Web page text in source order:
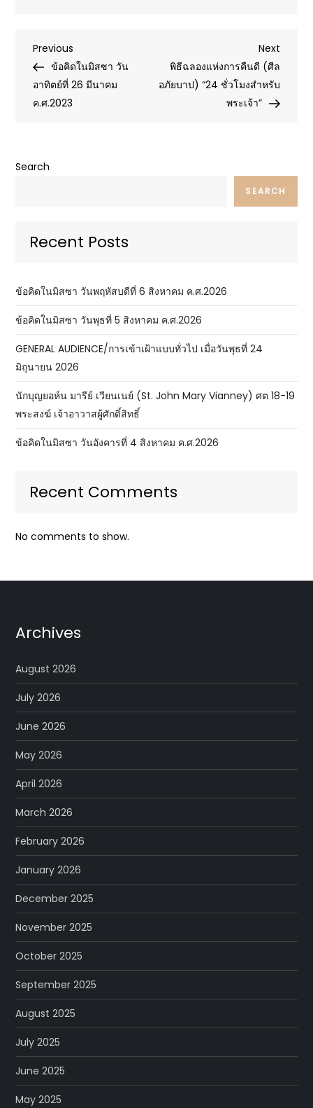
Post
navigation
Previous
Post
Previous
ข้อคิดในมิสซา วัน
อาทิตย์ที่ 26 มีนาคม
ค.ศ.2023
Next
Post
Next
พิธีฉลองแห่งการคืนดี (ศีล
อภัยบาป) “24 ชั่วโมงสำหรับ
พระเจ้า”
Search
SEARCH
Recent Posts
ข้อคิดในมิสซา วันพฤหัสบดีที่ 6 สิงหาคม ค.ศ.2026
ข้อคิดในมิสซา วันพุธที่ 5 สิงหาคม ค.ศ.2026
GENERAL AUDIENCE/การเข้าเฝ้าแบบทั่วไป เมื่อวันพุธที่ 24
มิถุนายน 2026
นักบุญยอห์น มารีย์ เวียนเนย์ (St. John Mary Vianney) ศต 18-19
พระสงฆ์ เจ้าอาวาสผู้ศักดิ์สิทธิ์
ข้อคิดในมิสซา วันอังคารที่ 4 สิงหาคม ค.ศ.2026
Recent Comments
No comments to show.
Archives
August 2026
July 2026
June 2026
May 2026
April 2026
March 2026
February 2026
January 2026
December 2025
November 2025
October 2025
September 2025
August 2025
July 2025
June 2025
May 2025